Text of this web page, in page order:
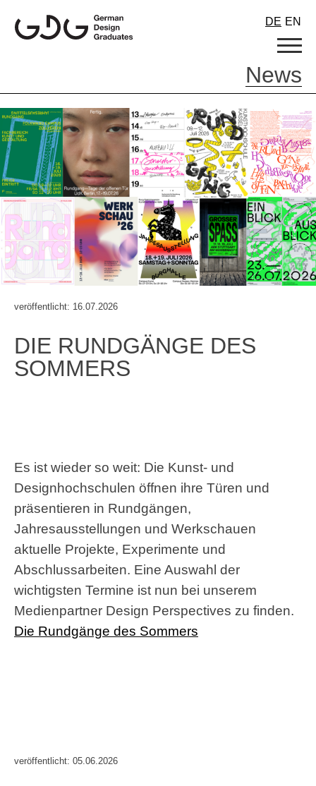
content
DE EN
News
veröffentlicht: 16.07.2026
DIE RUNDGÄNGE DES
SOMMERS
Es ist wieder so weit: Die Kunst- und
Designhochschulen öffnen ihre Türen und
präsentieren in Rundgängen,
Jahresausstellungen und Werkschauen
aktuelle Projekte, Experimente und
Abschlussarbeiten. Eine Auswahl der
wichtigsten Termine ist nun bei unserem
Medienpartner Design Perspectives zu finden.
Die Rundgänge des Sommers
veröffentlicht: 05.06.2026